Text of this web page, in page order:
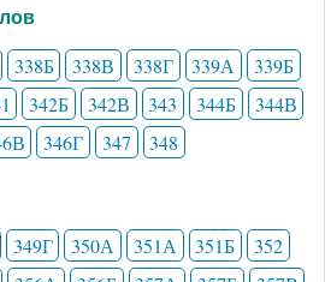
338Б 338В 338Г 339А
339Б
342Б 342В 343 344Б
344В
346Г 347 348
349Г 350А 351А 351Б
352